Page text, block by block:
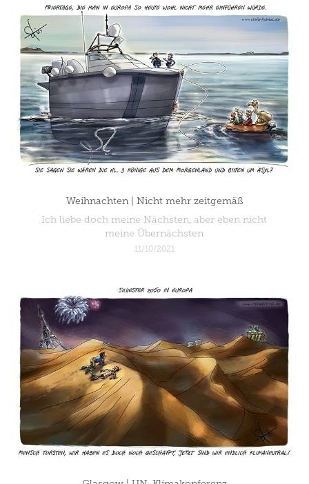
Weihnachten | Nicht mehr zeitgemäß
Ich liebe doch meine Nächsten, aber eben nicht
11/10/2021